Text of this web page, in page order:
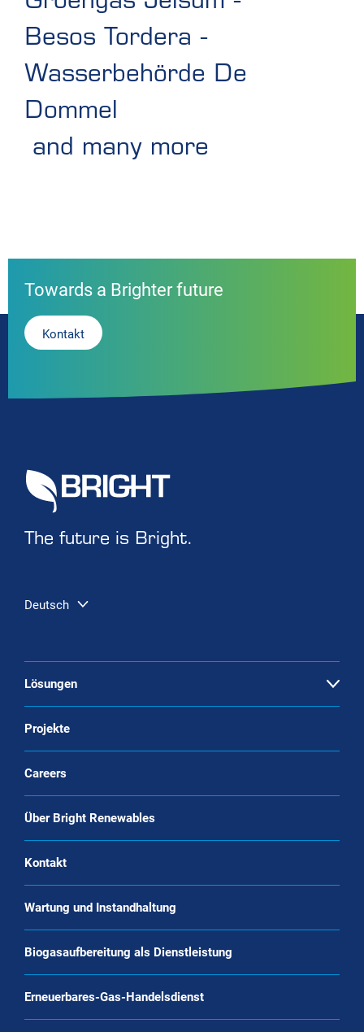
Besos Tordera -
Wasserbehörde De
Dommel
and many more
Towards a Brighter future
Kontakt
The future is Bright.
Deutsch
Lösungen Open
Bio-CNG-Produktionssysteme
Biomethanverflüssigung (Bio-LNG)
Systeme zur Kohlenstoffabscheidung
Projekte
Careers
Über Bright Renewables
Kontakt
Wartung und Instandhaltung
Biogasaufbereitung als Dienstleistung
Erneuerbares-Gas-Handelsdienst